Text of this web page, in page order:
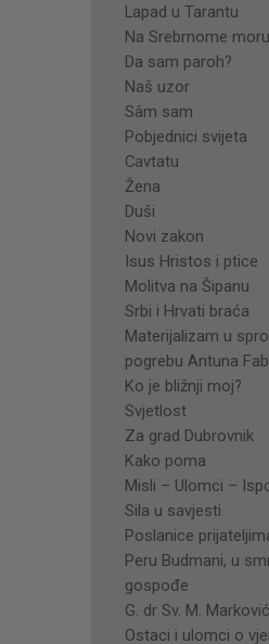
Lapad u Tarantu
Na Srebrnome moru
Da sam paroh?
Naš uzor
Sâm sam
Pobjednici svijeta
Cavtatu
Žena
Duši
Novi zakon
Isus Hristos i ptice
Molitva na Šipanu
Srbi i Hrvati braća
Materijalizam u
pogrebu Antuna
Ko je bližnji moj?
Svjetlost
Za grad Dubrovnik
Kako poma
Misli – Ulomci –
Sila u savjesti
Poslanice
Peru Budmani, u
gospođe
G. dr Sv. M.
Ostaci i ulomci o